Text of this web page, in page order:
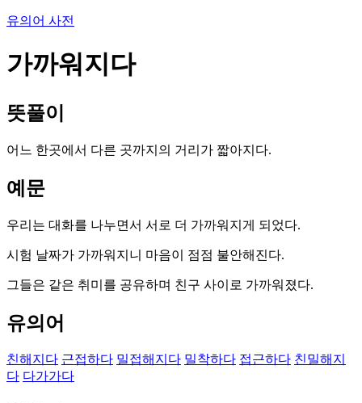
유의어 사전
가까워지다
뜻풀이
어느 한곳에서 다른 곳까지의 거리가 짧아지다.
예문
우리는 대화를 나누면서 서로 더 가까워지게 되었다.
시험 날짜가 가까워지니 마음이 점점 불안해진다.
그들은 같은 취미를 공유하며 친구 사이로 가까워졌다.
유의어
친해지다 근접하다 밀접해지다 밀착하다 접근하다 친밀해지
다 다가가다